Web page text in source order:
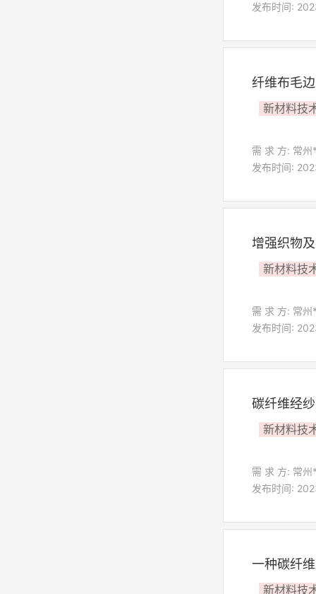
发布时间:
纤维布毛
新材料技
需 求 方: 常
发布时间:
增强织物
新材料技
需 求 方: 常
发布时间:
碳纤维经
新材料技
需 求 方: 常
发布时间:
一种碳纤
新材料技